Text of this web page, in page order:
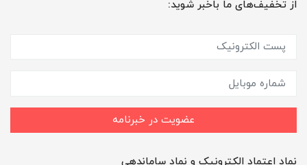
از تخفیف‌های ما باخبر شوید:
عضویت در خبرنامه
نماد اعتماد الکترونیک و نماد ساماندهی